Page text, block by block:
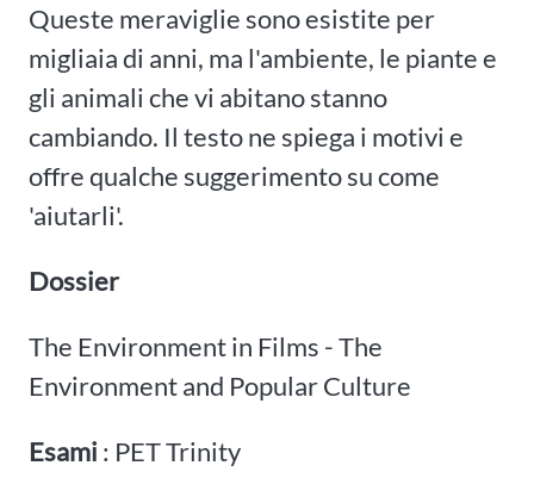
Queste meraviglie sono esistite per
migliaia di anni, ma l'ambiente, le piante e
gli animali che vi abitano stanno
cambiando. Il testo ne spiega i motivi e
offre qualche suggerimento su come
'aiutarli'.
Dossier
The Environment in Films - The
Environment and Popular Culture
Esami : PET Trinity